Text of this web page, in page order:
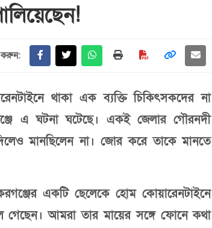
করুন:
থাকা এক ব্যক্তি চিকিৎসকদের না
এ ঘটনা ঘটেছে। একই জেলার গৌরনদী
মানছিলেন না। জোর করে তাকে মানতে
একটি ছেলেকে হোম কোয়ারেনটাইনে
গেছেন। আমরা তার মায়ের সঙ্গে ফোনে কথা